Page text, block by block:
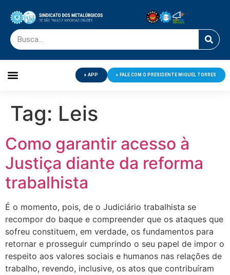
APP FALE COM O PRESIDENTE MIGUEL TORRES
Tag: Leis
Como garantir acesso à
Justiça diante da reforma
trabalhista
É o momento, pois, de o Judiciário trabalhista se
recompor do baque e compreender que os ataques que
sofreu constituem, em verdade, os fundamentos para
retornar e prosseguir cumprindo o seu papel de impor o
respeito aos valores sociais e humanos nas relações de
trabalho, revendo, inclusive, os atos que contribuíram